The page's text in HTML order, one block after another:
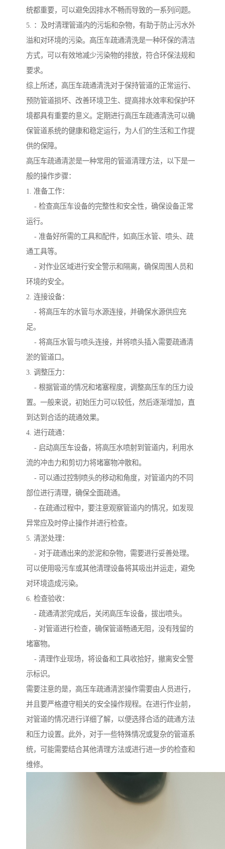
统都重要，可以避免因排水不畅而导致的一系列问题。
5. ：及时清理管道内的污垢和杂物，有助于防止污水外
溢和对环境的污染。高压车疏通清洗是一种环保的清洁
方式，可以有效地减少污染物的排放，符合环保法规和
要求。
综上所述，高压车疏通清洗对于保持管道的正常运行、
预防管道损坏、改善环境卫生、提高排水效率和保护环
境都具有重要的意义。定期进行高压车疏通清洗可以确
保管道系统的健康和稳定运行，为人们的生活和工作提
供的保障。
高压车疏通清淤是一种常用的管道清理方法，以下是一
般的操作步骤：
1. 准备工作：
- 检查高压车设备的完整性和安全性，确保设备正常
运行。
- 准备好所需的工具和配件，如高压水管、喷头、疏
通工具等。
- 对作业区域进行安全警示和隔离，确保周围人员和
环境的安全。
2. 连接设备：
- 将高压车的水管与水源连接，并确保水源供应充
足。
- 将高压水管与喷头连接，并将喷头插入需要疏通清
淤的管道口。
3. 调整压力：
- 根据管道的情况和堵塞程度，调整高压车的压力设
置。一般来说，初始压力可以较低，然后逐渐增加，直
到达到合适的疏通效果。
4. 进行疏通：
- 启动高压车设备，将高压水喷射到管道内，利用水
流的冲击力和剪切力将堵塞物冲散和。
- 可以通过控制喷头的移动和角度，对管道内的不同
部位进行清理，确保全面疏通。
- 在疏通过程中，要注意观察管道内的情况，如发现
异常应及时停止操作并进行检查。
5. 清淤处理：
- 对于疏通出来的淤泥和杂物，需要进行妥善处理。
可以使用吸污车或其他清理设备将其吸出并运走，避免
对环境造成污染。
6. 检查验收：
- 疏通清淤完成后，关闭高压车设备，拔出喷头。
- 对管道进行检查，确保管道畅通无阻，没有残留的
堵塞物。
- 清理作业现场，将设备和工具收拾好，撤离安全警
示标识。
需要注意的是，高压车疏通清淤操作需要由人员进行，
并且要严格遵守相关的安全操作规程。在进行作业前，
对管道的情况进行详细了解，以便选择合适的疏通方法
和压力设置。此外，对于一些特殊情况或复杂的管道系
统，可能需要结合其他清理方法或进行进一步的检查和
维修。